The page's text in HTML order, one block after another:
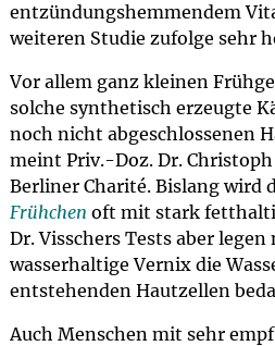
entzündungshemmendem
weiteren Studie zufolge sehr
Vor allem ganz kleinen
solche synthetisch erzeugte
noch nicht abgeschlossenen
meint Priv.-Doz. Dr.
Berliner Charité. Bislang wird
Frühchen oft mit stark
Dr. Visschers Tests aber legen
wasserhaltige Vernix die
entstehenden Hautzellen
Auch Menschen mit sehr